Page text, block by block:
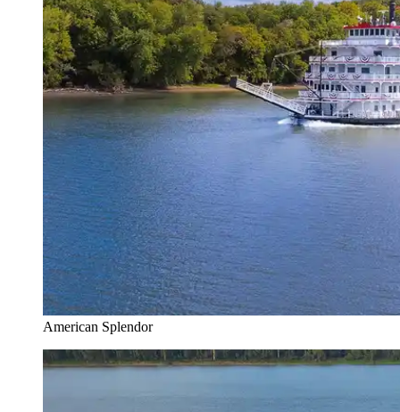
American Splendor